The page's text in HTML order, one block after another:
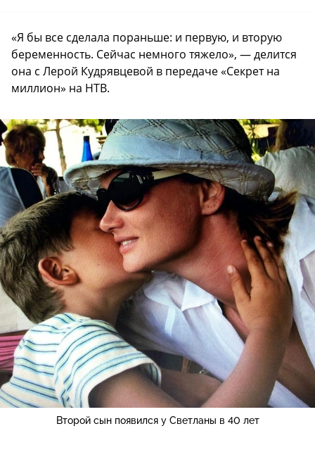
«Я бы все сделала пораньше: и первую, и вторую
беременность. Сейчас немного тяжело», — делится
она с Лерой Кудрявцевой в передаче «Секрет на
миллион» на НТВ.
Второй сын появился у Светланы в 40 лет